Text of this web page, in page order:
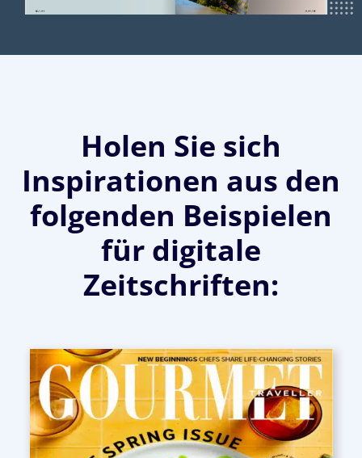
Holen Sie sich
Inspirationen aus den
folgenden Beispielen
für digitale
Zeitschriften: